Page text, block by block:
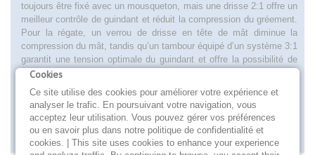
toujours être fixé avec un mousqueton, mais une drisse 2:1 offre un
meilleur contrôle de guindant et réduit la compression du gréement.
Pour la régate, un verrou de drisse en tête de mât diminue la
compression du mât, tandis qu’un tambour équipé d’un système 3:1
garantit une tension optimale du guindant et offre la possibilité de
recuperer l'emmagasineur vers l'étrave. En plus du tambour et du
swivel, d'autres éléments essentiels d’un système d’emmagasinage
pour gennaker, Smart Code ou Code Zero incluent le câble torsadé,
la drosse du tambour, les renvois et le double bloqueur.
Cookies
Ce site utilise des cookies pour améliorer votre expérience et
analyser le trafic. En poursuivant votre navigation, vous
acceptez leur utilisation. Vous pouvez gérer vos préférences
ou en savoir plus dans notre politique de confidentialité et
cookies. | This site uses cookies to enhance your experience